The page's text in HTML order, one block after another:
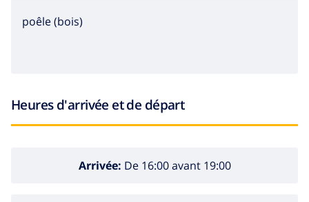
poêle (bois)
Heures d'arrivée et de départ
Arrivée: De 16:00 avant 19:00